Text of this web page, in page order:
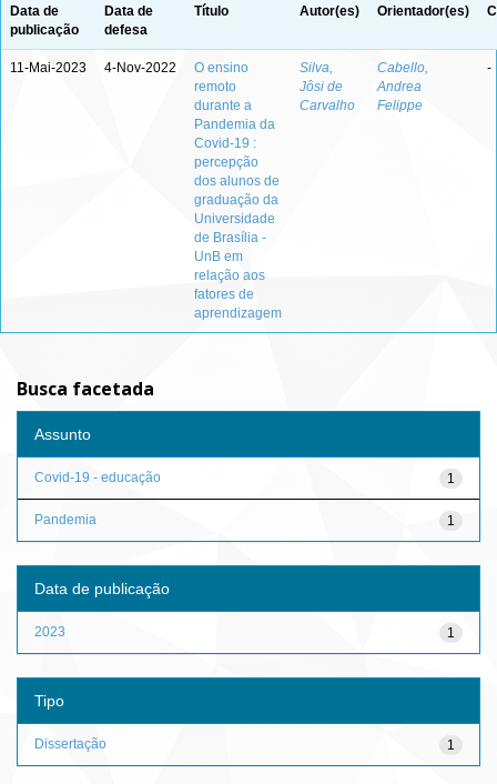
Data de
publicação
Data de
defesa
Título Autor(es) Orientador(es)
11-Mai-2023 4-Nov-2022
O ensino
remoto
durante a
Pandemia da
Covid-19 :
percepção
dos alunos de
graduação da
Universidade
de Brasília -
UnB em
relação aos
fatores de
aprendizagem
Silva,
Jôsi de
Carvalho
Cabello,
Andrea
Felippe
-
Busca facetada
Assunto
1
Covid-19 - educação
1
Pandemia
Data de publicação
1
2023
Tipo
1
Dissertação